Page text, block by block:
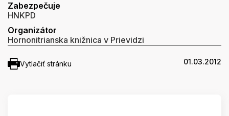
Zabezpečuje
HNKPD
Organizátor
Hornonitrianska knižnica v Prievidzi
Vytlačiť stránku 01.03.2012